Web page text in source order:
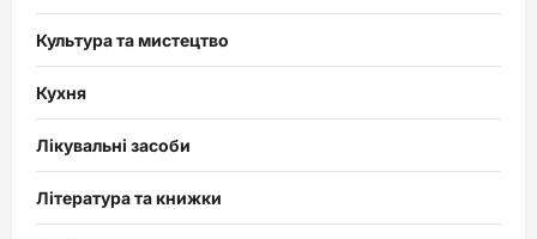
Культура та мистецтво
Кухня
Лікувальні засоби
Література та книжки